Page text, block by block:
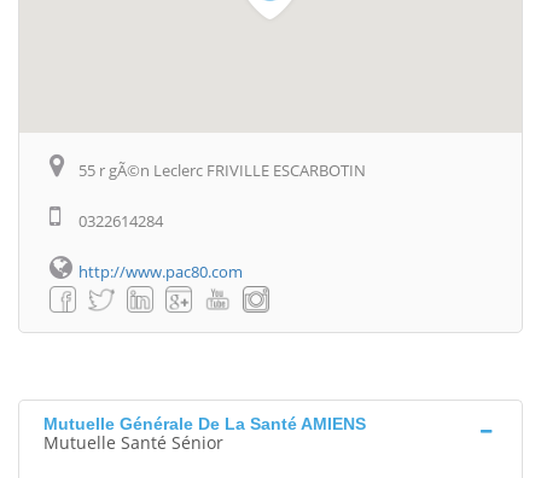
55 r gÃ©n Leclerc FRIVILLE ESCARBOTIN
0322614284
http://www.pac80.com
Mutuelle Générale De La Santé AMIENS
Mutuelle Santé Sénior